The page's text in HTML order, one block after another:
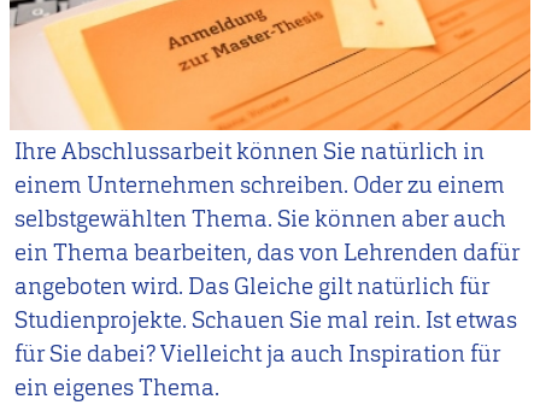
Ihre Abschlussarbeit können Sie natürlich in
einem Unternehmen schreiben. Oder zu einem
selbstgewählten Thema. Sie können aber auch
ein Thema bearbeiten, das von Lehrenden dafür
angeboten wird. Das Gleiche gilt natürlich für
Studienprojekte. Schauen Sie mal rein. Ist etwas
für Sie dabei? Vielleicht ja auch Inspiration für
ein eigenes Thema.